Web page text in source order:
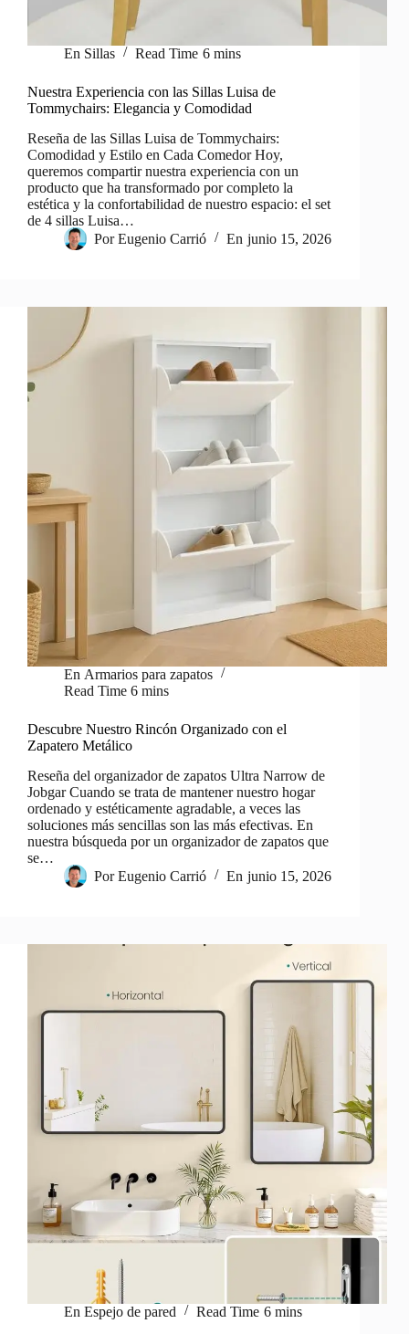
En Sillas Read Time 6 mins
Nuestra Experiencia con las Sillas Luisa de
Tommychairs: Elegancia y Comodidad
Reseña de las Sillas Luisa de Tommychairs:
Comodidad y Estilo en Cada Comedor Hoy,
queremos compartir nuestra experiencia con un
producto que ha transformado por completo la
estética y la confortabilidad de nuestro espacio: el set
de 4 sillas Luisa…
Por Eugenio Carrió En junio 15, 2026
En Armarios para zapatos
Read Time 6 mins
Descubre Nuestro Rincón Organizado con el
Zapatero Metálico
Reseña del organizador de zapatos Ultra Narrow de
Jobgar Cuando se trata de mantener nuestro hogar
ordenado y estéticamente agradable, a veces las
soluciones más sencillas son las más efectivas. En
nuestra búsqueda por un organizador de zapatos que
se…
Por Eugenio Carrió En junio 15, 2026
En Espejo de pared Read Time 6 mins